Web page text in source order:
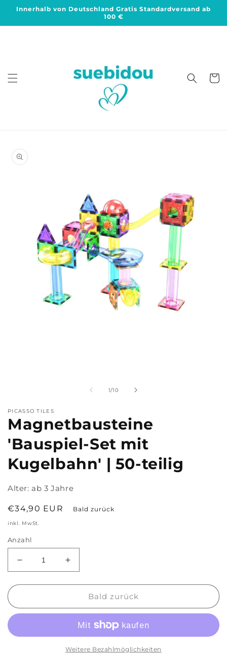
zum
Innerhalb von Deutschland Gratis Standardversand ab
100 €
1/von
10
PICASSO TILES
Magnetbausteine
'Bauspiel-Set mit
Kugelbahn' | 50-teilig
Alter: ab 3 Jahre
Normaler
Preis
€34,90 EUR Bald zurück
inkl. MwSt.
Anzahl
Verringere
die
Menge
Magnetbausteine
mit
Kugelbahn&#39;
Erhöhe
die
Menge
Magnetbausteine
&#39;Bauspiel-
Set
mit
Kugelbahn&#39;
Bald zurück
Weitere Bezahlmöglichkeiten